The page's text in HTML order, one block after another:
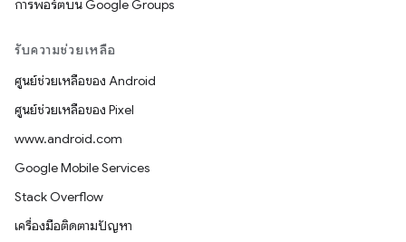
การพอร์ตบน Google Groups
รับความช่วยเหลือ
ศูนย์ช่วยเหลือของ Android
ศูนย์ช่วยเหลือของ Pixel
www.android.com
Google Mobile Services
Stack Overflow
เครื่องมือติดตามปัญหา